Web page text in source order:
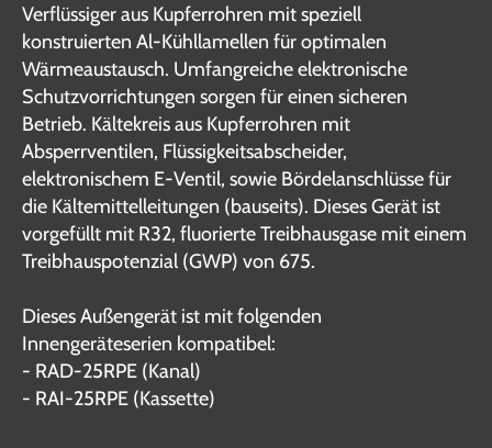
Verflüssiger aus Kupferrohren mit speziell
konstruierten Al-Kühllamellen für optimalen
Wärmeaustausch. Umfangreiche elektronische
Schutzvorrichtungen sorgen für einen sicheren
Betrieb. Kältekreis aus Kupferrohren mit
Absperrventilen, Flüssigkeitsabscheider,
elektronischem E-Ventil, sowie Bördelanschlüsse für
die Kältemittelleitungen (bauseits). Dieses Gerät ist
vorgefüllt mit R32, fluorierte Treibhausgase mit einem
Treibhauspotenzial (GWP) von 675.
Dieses Außengerät ist mit folgenden
Innengeräteserien kompatibel:
- RAD-25RPE (Kanal)
- RAI-25RPE (Kassette)